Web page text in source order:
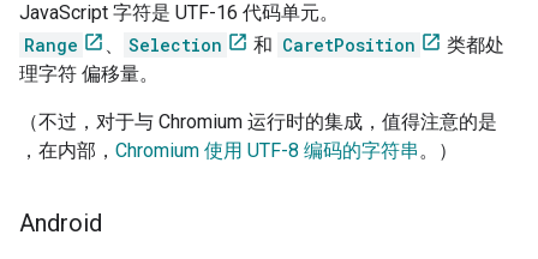
JavaScript 字符是 UTF-16 代码单元。
Range
、 Selection 和 CaretPosition
类都处
理字符 偏移量。
（不过，对于与 Chromium 运行时的集成，值得注意的是
，在内部， Chromium 使用 UTF-8 编码的字符串。）
Android